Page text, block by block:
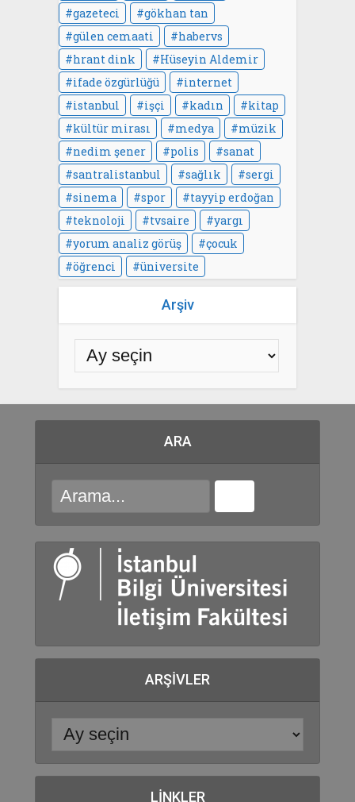
gazeteci
gökhan tan
gülen cemaati
habervs
hrant dink
Hüseyin Aldemir
ifade özgürlüğü
internet
istanbul
işçi kadın
kitap
kültür mirası
medya
müzik
nedim şener
polis
sanat
santralistanbul
sağlık
sergi
sinema
spor
tayyip erdoğan
teknoloji
tvsaire
yargı
yorum analiz görüş
çocuk
öğrenci
üniversite
Arşiv
ARA
ARŞIVLER
LINKLER